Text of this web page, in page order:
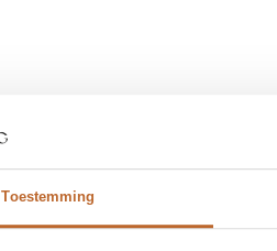
Toestemming